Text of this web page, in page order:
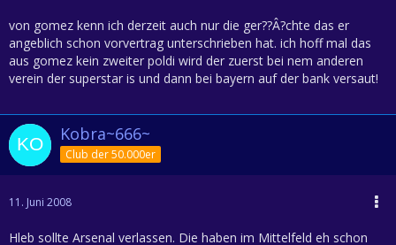
von gomez kenn ich derzeit auch nur die ger??Â?chte das er
angeblich schon vorvertrag unterschrieben hat. ich hoff mal das
aus gomez kein zweiter poldi wird der zuerst bei nem anderen
verein der superstar is und dann bei bayern auf der bank versaut!
Kobra~666~
Club der 50.000er
11. Juni 2008
Hleb sollte Arsenal verlassen. Die haben im Mittelfeld eh schon